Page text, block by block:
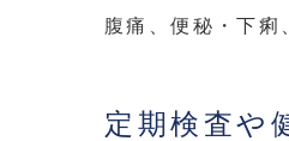
腹痛、便秘・下痢
定期検査や